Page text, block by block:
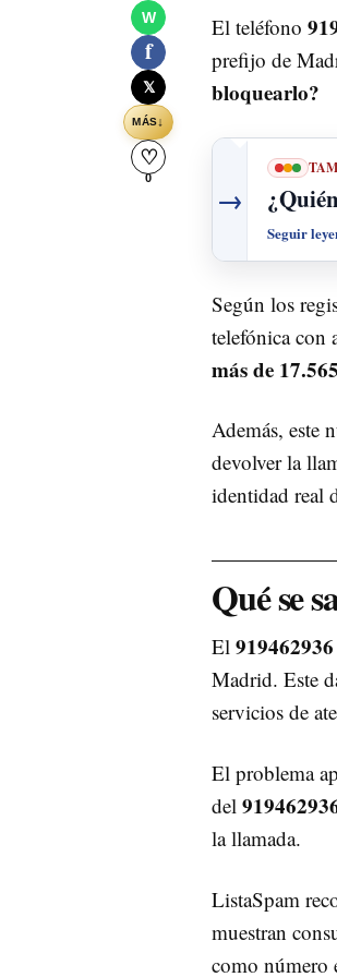
W
f
𝕏
MÁS↓
♡
0
El teléfono
prefijo de
bloquearlo?
→
Seguir
Según los
telefónica con
más de
Además, este
devolver la
identidad real
Qué se
El 919462936
Madrid. Este
servicios de
El problema
del
la llamada.
ListaSpam
muestran
como número